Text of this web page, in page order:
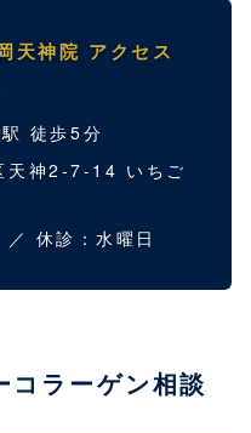
天神院 アクセス
徒歩5分
天神2-7-14 いちご
休診：水曜日
コラーゲン相談